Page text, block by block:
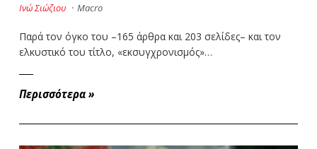
Ινώ Σιώζιου · Macro
Παρά τον όγκο του –165 άρθρα και 203 σελίδες– και τον
ελκυστικό του τίτλο, «εκσυγχρονισμός»…
Περισσότερα »